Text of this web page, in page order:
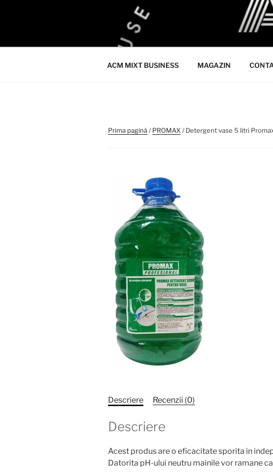
ACM
ACM VIRTUAL SHOP
ACM MIXT BUSINESS MAGAZIN
Prima pagină/PROMAX / Detergent vase 5 litri
Descriere Recenzii (0)
Descriere
Acest produs are o eficacitate sporita in
Datorita pH-ului neutru mainile vor ramane